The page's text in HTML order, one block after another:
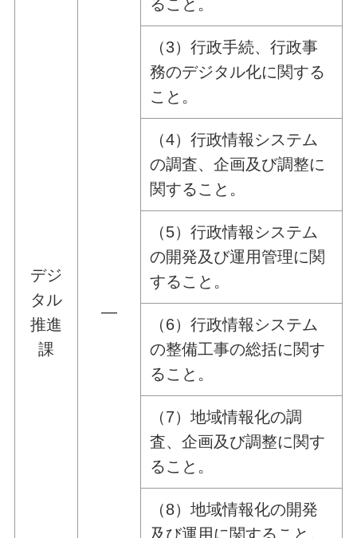
デジ
タル
推進
課
―
ること。
（3）行政手続、行政事
務のデジタル化に関する
こと。
（4）行政情報システム
の調査、企画及び調整に
関すること。
（5）行政情報システム
の開発及び運用管理に関
すること。
（6）行政情報システム
の整備工事の総括に関す
ること。
（7）地域情報化の調
査、企画及び調整に関す
ること。
（8）地域情報化の開発
及び運用に関すること。